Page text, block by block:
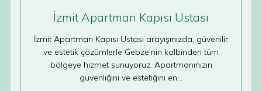
İzmit Apartman Kapısı Ustası
İzmit Apartman Kapısı Ustası arayışınızda, güvenilir
ve estetik çözümlerle Gebze’nin kalbinden tüm
bölgeye hizmet sunuyoruz. Apartmanınızın
güvenliğini ve estetiğini en…